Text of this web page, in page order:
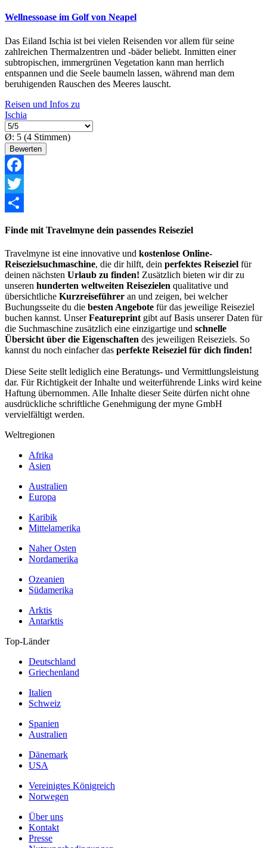
Wellnessoase im Golf von Neapel
Das Eiland Ischia ist bei vielen Reisenden vor allem für seine
zahlreichen Thermalzentren und -bäder beliebt. Inmitten einer
subtropischen, immergrünen Vegetation kann man herrlich
entspannen und die Seele baumeln lassen, während man dem
beruhigenden Rauschen des Meeres lauscht.
Reisen und Infos zu
Ischia
Ø: 5 (4 Stimmen)
Facebook
Twitter
Finde mit Travelmyne dein passendes Reiseziel
Travelmyne ist eine innovative und kostenlose Online-
Reisezielsuchmaschine, die dir hilft, dein perfektes Reiseziel für
deinen nächsten Urlaub zu finden! Zusätzlich bieten wir dir zu
unseren hunderten weltweiten Reisezielen qualitative und
übersichtliche Kurzreiseführer an und zeigen, bei welcher
Buchungsseite du die besten Angebote für das jeweilige Reiseziel
buchen kannst. UnserFeatureprint gibt auf Basis unserer Daten für
die Suchmaschine zusätzlich eine einzigartige und schnelle
Übersicht über die Eigenschaften des jeweiligen Reiseziels. So
kannst du noch einfacher das perfekte Reiseziel für dich finden!
Diese Seite stellt lediglich eine Beratungs- und Vermittlungsleistung
dar. Für Richtigkeit der Inhalte und weiterführende Links wird keine
Haftung übernommen. Alle Inhalte dieser Seite dürfen nicht ohne
ausdrückliche schriftliche Genehmigung der myne GmbH
vervielfältigt werden.
Weltregionen
Afrika
Asien
Australien
Europa
Karibik
Mittelamerika
Naher Osten
Nordamerika
Ozeanien
Südamerika
Arktis
Antarktis
Top-Länder
Deutschland
Griechenland
Italien
Schweiz
Spanien
Australien
Dänemark
USA
Vereinigtes Königreich
Norwegen
Über uns
Kontakt
Presse